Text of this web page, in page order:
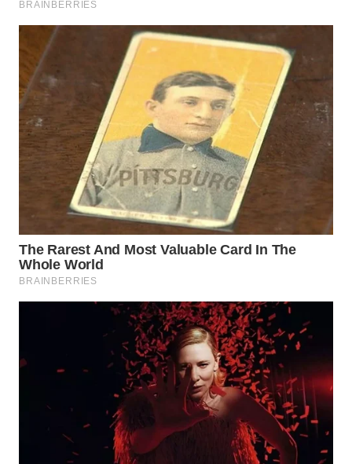
WN
PRIANGAN
TIMUR
WN
SEMARANG
SOLO
WN
BOROBUDUR
WN
MADURA
WN